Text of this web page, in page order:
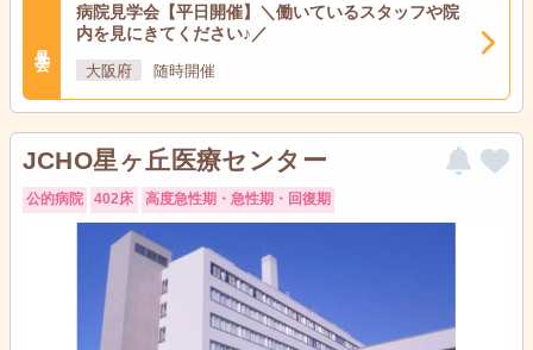
病院見学会【平日開催】＼働いているスタッフや院
内を見にきてください♪／
大阪府 随時開催
JCHO星ヶ丘医療センター
公的病院 402床 高度急性期・急性期・回復期